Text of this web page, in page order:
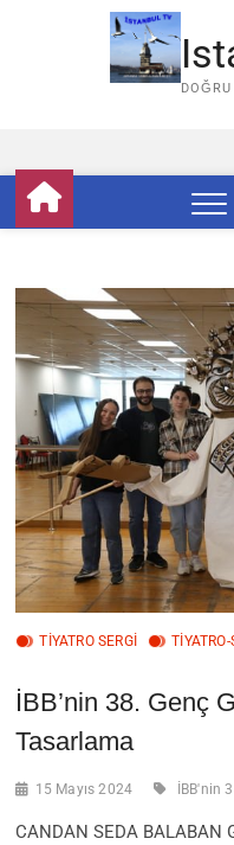
TIYATRO SERGI TİYATRO-
İBB’nin 38. Genç
Tasarlama
15 Mayıs 2024 İBB'nin
CANDAN SEDA BALABAN